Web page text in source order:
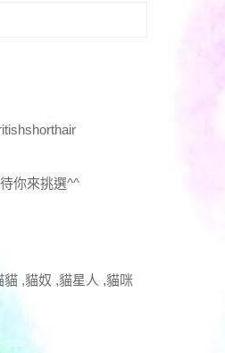
你來挑選^^
,貓奴 ,貓星人 ,貓咪